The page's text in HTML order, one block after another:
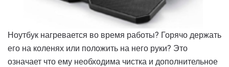
Ноутбук нагревается во время работы? Горячо держать
его на коленях или положить на него руки? Это
означает что ему необходима чистка и дополнительное